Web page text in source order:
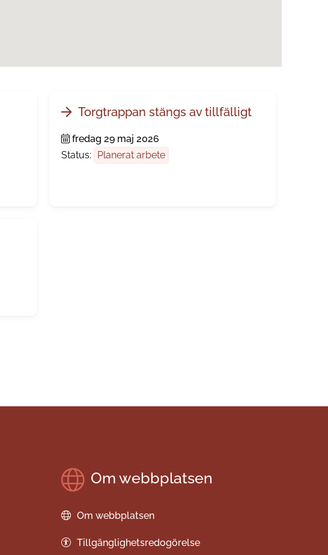
Torgtrappan stängs av tillfälligt
fredag 29 maj 2026
Status:
Planerat arbete
Om webbplatsen
Om webbplatsen
Tillgänglighetsredogörelse